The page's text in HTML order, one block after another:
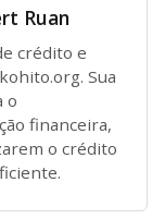
Ruan
crédito e
Sua
o
financeira,
o crédito